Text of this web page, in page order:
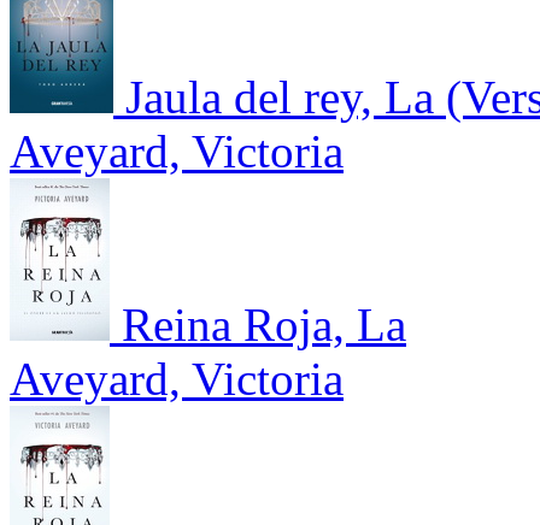
Jaula del rey, La
Aveyard, Victoria
Reina Roja, La
Aveyard, Victoria